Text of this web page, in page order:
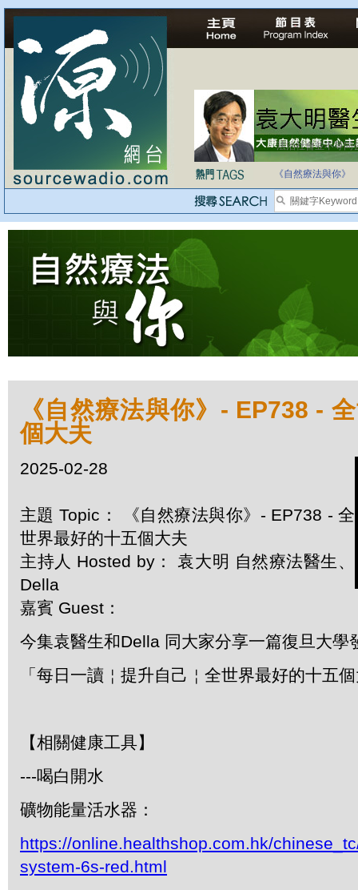
法治社會並不等同
自家教育合法化-
《自然療法與你》
《自然療法與你》- EP738 -
個大夫
2025-02-28
主題 Topic： 《自然療法與你》- EP738 - 全
世界最好的十五個大夫
主持人 Hosted by： 袁大明 自然療法醫生、
Della
嘉賓 Guest：
今集袁醫生和Della 同大家分享一篇復旦大學
「每日一讀￤提升自己￤全世界最好的十五
【相關健康工具】
---喝白開水
礦物能量活水器：
https://online.healthshop.com.hk/
system-6s-red.html